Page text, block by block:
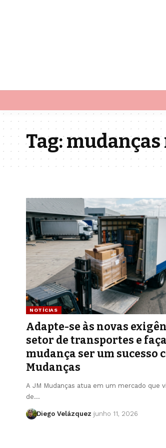
Tag:
NOTÍCIAS
Adapte-se às novas
setor de transportes e
mudança ser um sucesso
Mudanças
A JM Mudanças atua em um mercado que
de…
Diego Velázquez junho 11, 2026